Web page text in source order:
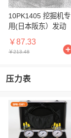
10PK1405 挖掘机专
用(日本阪东）发动
￥87.33
￥213.48
压力表